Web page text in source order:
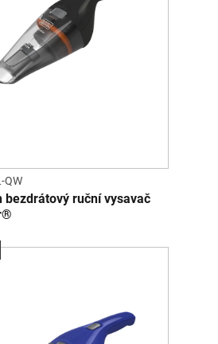
QW
bezdrátový ruční vysavač